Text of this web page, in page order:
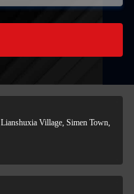
Village, Simen Town,